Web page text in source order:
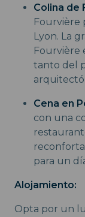
Colina de
Fourvière
Lyon. La
Fourvière
tanto del
Cena en
con una
para un
Alojamiento:
Opta por un